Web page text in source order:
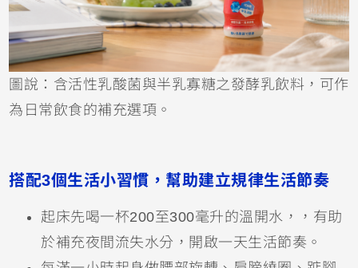
圖說：含活性乳酸菌與半乳寡糖之發酵乳飲料，可作
為日常飲食的補充選項。
搭配3個生活小習慣，幫助建立規律生活節奏
起床先喝一杯200至300毫升的溫開水，，有助
於補充夜間流失水分，開啟一天生活節奏。